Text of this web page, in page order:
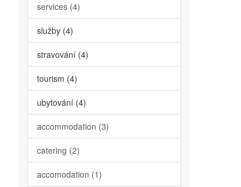
services (4)
služby (4)
stravování (4)
tourism (4)
ubytování (4)
accommodation (3)
catering (2)
accomodation (1)